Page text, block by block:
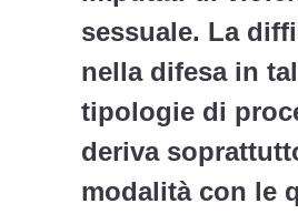
sessuale. La
nella difesa in
tipologie di
deriva
modalità con le